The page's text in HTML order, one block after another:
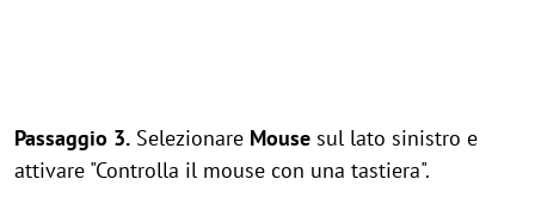
Passaggio 3. Selezionare Mouse sul lato sinistro e
attivare "Controlla il mouse con una tastiera".